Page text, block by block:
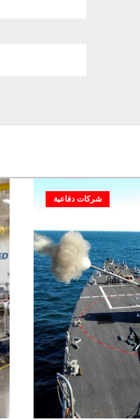
شركات دفاعية